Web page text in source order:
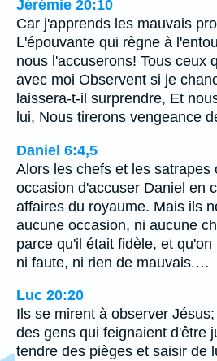
Jérémie 20:10
Car j'apprends les mauvais
L'épouvante qui règne à
nous l'accuserons! Tous ceux
avec moi Observent si je
laissera-t-il surprendre, Et
lui, Nous tirerons vengeance
Daniel 6:4,5
Alors les chefs et les satrapes
occasion d'accuser Daniel en
affaires du royaume. Mais ils
aucune occasion, ni aucune
parce qu'il était fidèle, et
ni faute, ni rien de mauvais.…
Luc 20:20
Ils se mirent à observer
des gens qui feignaient d'être
tendre des pièges et saisir de